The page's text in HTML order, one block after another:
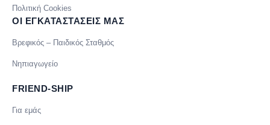
Πολιτική Cookies
ΟΙ ΕΓΚΑΤΑΣΤΑΣΕΙΣ ΜΑΣ
Βρεφικός – Παιδικός Σταθμός
Νηπιαγωγείο
FRIEND-SHIP
Για εμάς